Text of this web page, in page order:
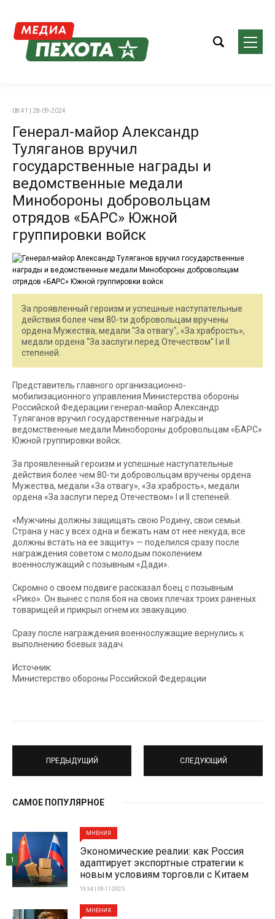
08:41 | 28-09-2024
Генерал-майор Александр
Туляганов вручил
государственные награды и
ведомственные медали
Минобороны добровольцам
отрядов «БАРС» Южной
группировки войск
За проявленный героизм и успешные наступательные
действия более чем 80-ти добровольцам вручены
ордена Мужества, медали "За отвагу", «За храбрость»,
медали ордена "За заслуги перед Отечеством" I и II
степеней.
Представитель главного организационно-
мобилизационного управления Министерства обороны
Российской Федерации генерал-майор Александр
Туляганов вручил государственные награды и
ведомственные медали Минобороны добровольцам «БАРС»
Южной группировки войск.
За проявленный героизм и успешные наступательные
действия более чем 80-ти добровольцам вручены ордена
Мужества, медали «За отвагу», «За храбрость», медали
ордена «За заслуги перед Отечеством» I и II степеней.
«Мужчины должны защищать свою Родину, свои семьи.
Страна у нас у всех одна и бежать нам от нее некуда, все
должны встать на ее защиту» — поделился сразу после
награждения советом с молодым поколением
военнослужащий с позывным «Дади».
Скромно о своем подвиге рассказал боец с позывным
«Рико». Он вынес с поля боя на своих плечах троих раненых
товарищей и прикрыл огнем их эвакуацию.
Сразу после награждения военнослужащие вернулись к
выполнению боевых задач.
Источник:
Министерство обороны Российской Федерации
ПРЕДЫДУЩИЙ СЛЕДУЮЩИЙ
САМОЕ ПОПУЛЯРНОЕ
МНЕНИЯ
Экономические реалии: как Россия
адаптирует экспортные стратегии к
новым условиям торговли с Китаем
19:34 | 09-11-2025
1
МНЕНИЯ